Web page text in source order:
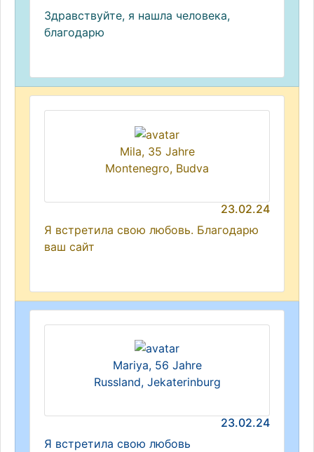
Здравствуйте, я нашла человека,
благодарю
Mila, 35 Jahre
Montenegro, Budva
23.02.24
Я встретила свою любовь. Благодарю
ваш сайт
Mariya, 56 Jahre
Russland, Jekaterinburg
23.02.24
Я встретила свою любовь